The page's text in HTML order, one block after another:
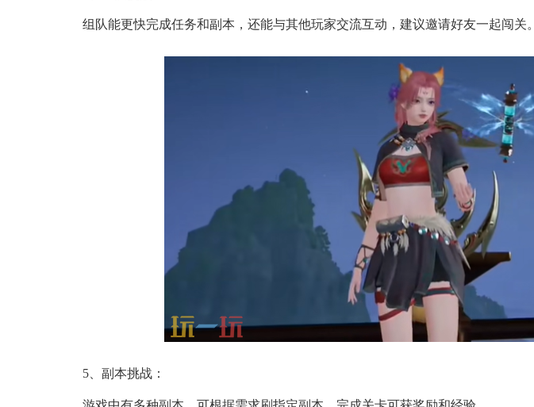
组队能更快完成任务和副本，还能与其他玩家交流互动，建议邀请好友一起闯关。
5、副本挑战：